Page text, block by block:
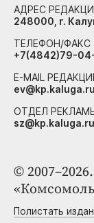
©
Полистать
АДРЕС
248000, г.
ТЕЛЕФОН/ФАКС
+7(4842)79-
E-MAIL
ОТДЕЛ
sz@kp.kaluga.ru